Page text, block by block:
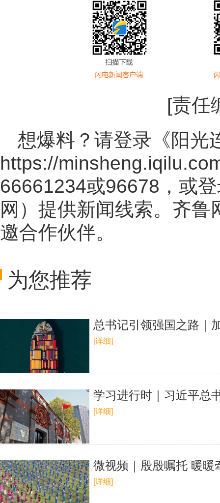
[责任
想爆料？请登录《阳光
https://
66661234或96678，或
网 ）提供新闻线索。齐鲁
邀合作伙伴。
为您推荐
总书记引领强国之路｜
[详细]
学习进行时｜习近平总
[详细]
微视频｜殷殷嘱托 暖暖
[详细]